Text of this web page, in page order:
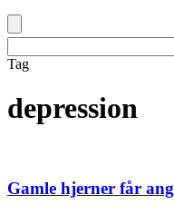
Tag
depression
Gamle hjerner får